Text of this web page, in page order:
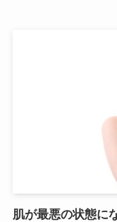
肌が最悪の状態に